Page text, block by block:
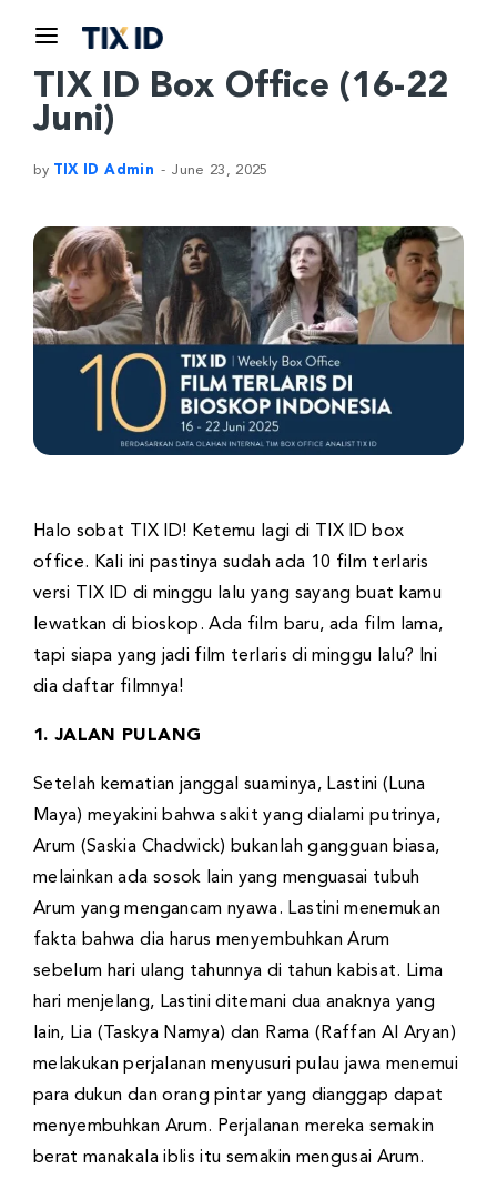
TIX ID Box Office (16-22
Juni)
by TIX ID Admin June 23, 2025
Halo sobat TIX ID! Ketemu lagi di TIX ID box
office. Kali ini pastinya sudah ada 10 film terlaris
versi TIX ID di minggu lalu yang sayang buat kamu
lewatkan di bioskop. Ada film baru, ada film lama,
tapi siapa yang jadi film terlaris di minggu lalu? Ini
dia daftar filmnya!
1. JALAN PULANG
Setelah kematian janggal suaminya, Lastini (Luna
Maya) meyakini bahwa sakit yang dialami putrinya,
Arum (Saskia Chadwick) bukanlah gangguan biasa,
melainkan ada sosok lain yang menguasai tubuh
Arum yang mengancam nyawa. Lastini menemukan
fakta bahwa dia harus menyembuhkan Arum
sebelum hari ulang tahunnya di tahun kabisat. Lima
hari menjelang, Lastini ditemani dua anaknya yang
lain, Lia (Taskya Namya) dan Rama (Raffan Al Aryan)
melakukan perjalanan menyusuri pulau jawa menemui
para dukun dan orang pintar yang dianggap dapat
menyembuhkan Arum. Perjalanan mereka semakin
berat manakala iblis itu semakin mengusai Arum.